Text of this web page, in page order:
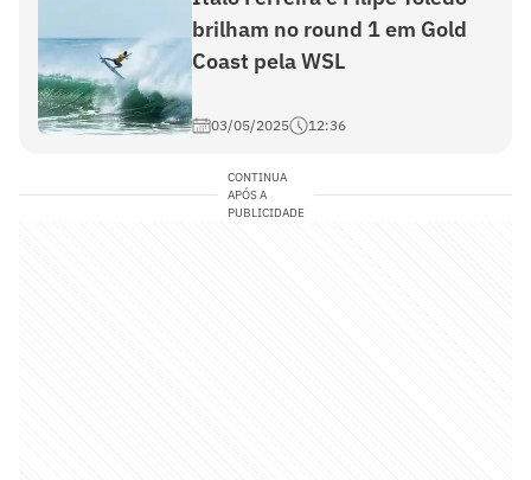
brilham no round 1 em Gold
Coast pela WSL
03/05/2025 12:36
CONTINUA
APÓS A
PUBLICIDADE